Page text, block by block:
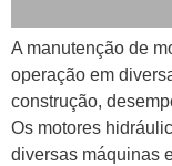
A manutenção de
operação em
construção,
Os motores
diversas máquinas